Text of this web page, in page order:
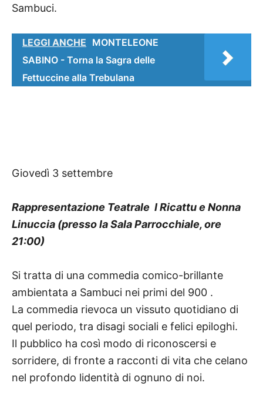
Sambuci.
LEGGI ANCHE MONTELEONE
SABINO - Torna la Sagra delle
Fettuccine alla Trebulana
Giovedì 3 settembre
Rappresentazione Teatrale  I Ricattu e Nonna
Linuccia (presso la Sala Parrocchiale, ore
21:00)
Si tratta di una commedia comico-brillante
ambientata a Sambuci nei primi del 900 .
La commedia rievoca un vissuto quotidiano di
quel periodo, tra disagi sociali e felici epiloghi.
Il pubblico ha così modo di riconoscersi e
sorridere, di fronte a racconti di vita che celano
nel profondo lidentità di ognuno di noi.